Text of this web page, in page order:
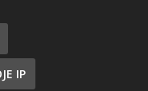
IP